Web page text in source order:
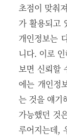
초점이 맞춰
가 활용되고
개인정보는
니다. 이로
보면 신뢰할
에는 개인정
는 것을 얘기
가능했던 것
루어지는데,